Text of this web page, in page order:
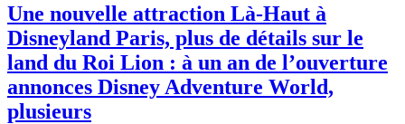
Une nouvelle attraction Là-Haut à
Disneyland Paris, plus de détails sur le
land du Roi Lion : à un an de l’ouverture
annonces Disney Adventure World,
plusieurs